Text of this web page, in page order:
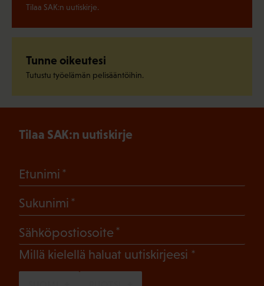
Tilaa SAK:n uutiskirje.
Tunne oikeutesi
Tutustu työelämän pelisääntöihin.
Tilaa SAK:n uutiskirje
Etunimi
Sukunimi
Sähköpostiosoite
Millä kielellä haluat uutiskirjeesi (Pakollinen)